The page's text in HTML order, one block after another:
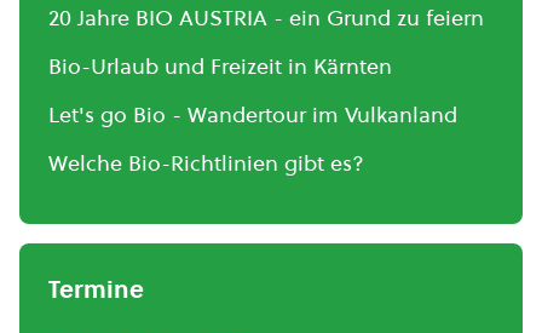
20 Jahre BIO AUSTRIA - ein Grund zu feiern
Bio-Urlaub und Freizeit in Kärnten
Let's go Bio - Wandertour im Vulkanland
Welche Bio-Richtlinien gibt es?
Termine